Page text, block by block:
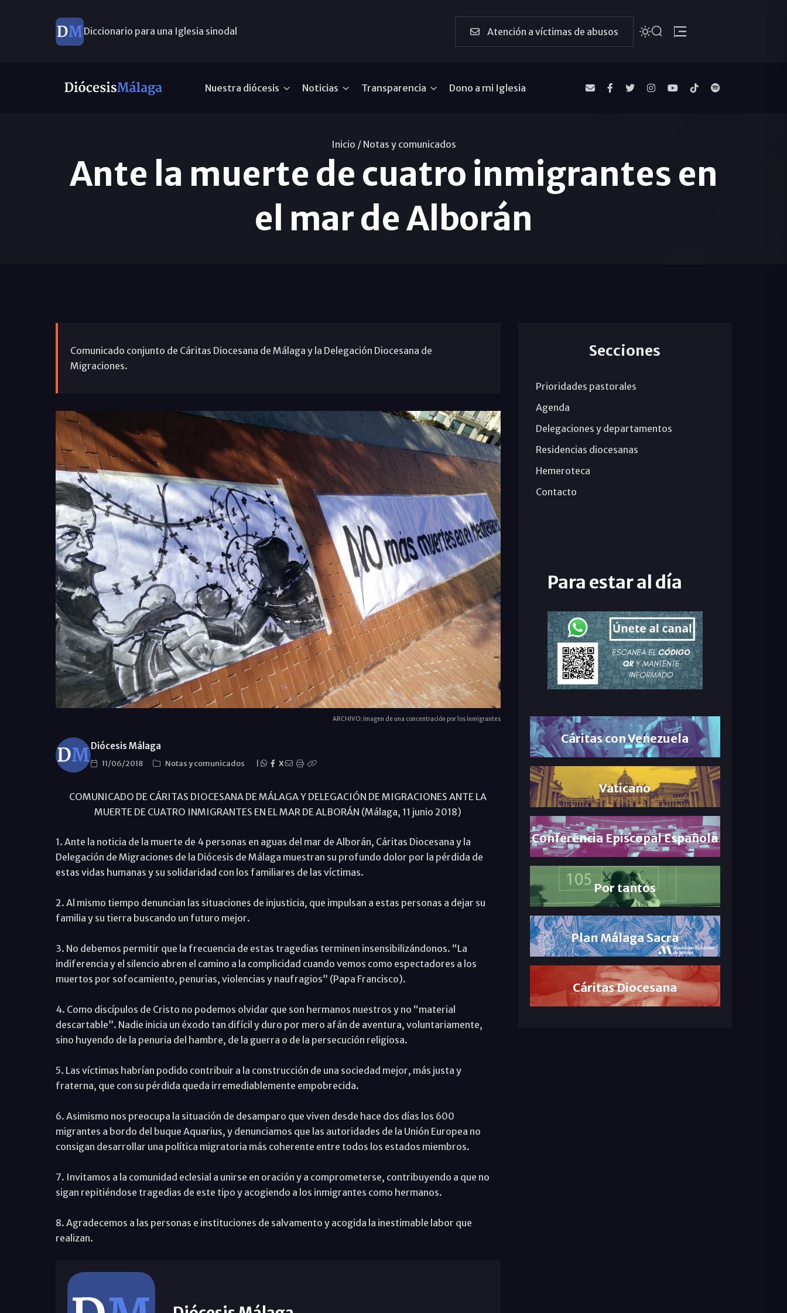
Diccionario para una Iglesia sinodal Atención a víctimas de abusos
Nuestra diócesis Noticias Transparencia Dono a mi Iglesia
Inicio / Notas y comunicados
Ante la muerte de cuatro inmigrantes en
el mar de Alborán
Comunicado conjunto de Cáritas Diocesana de Málaga y la Delegación Diocesana de
Migraciones.
ARCHIVO: Imagen de una concentración por los inmigrantes
Diócesis Málaga
11/06/2018 Notas y comunicados X
COMUNICADO DE CÁRITAS DIOCESANA DE MÁLAGA Y DELEGACIÓN DE MIGRACIONES ANTE LA
MUERTE DE CUATRO INMIGRANTES EN EL MAR DE ALBORÁN (Málaga, 11 junio 2018)
1. Ante la noticia de la muerte de 4 personas en aguas del mar de Alborán, Cáritas Diocesana y la
Delegación de Migraciones de la Diócesis de Málaga muestran su profundo dolor por la pérdida de
estas vidas humanas y su solidaridad con los familiares de las víctimas.
2. Al mismo tiempo denuncian las situaciones de injusticia, que impulsan a estas personas a dejar su
familia y su tierra buscando un futuro mejor.
3. No debemos permitir que la frecuencia de estas tragedias terminen insensibilizándonos. “La
indiferencia y el silencio abren el camino a la complicidad cuando vemos como espectadores a los
muertos por sofocamiento, penurias, violencias y naufragios” (Papa Francisco).
4. Como discípulos de Cristo no podemos olvidar que son hermanos nuestros y no “material
descartable”. Nadie inicia un éxodo tan difícil y duro por mero afán de aventura, voluntariamente,
sino huyendo de la penuria del hambre, de la guerra o de la persecución religiosa.
5. Las víctimas habrían podido contribuir a la construcción de una sociedad mejor, más justa y
fraterna, que con su pérdida queda irremediablemente empobrecida.
6. Asimismo nos preocupa la situación de desamparo que viven desde hace dos días los 600
migrantes a bordo del buque Aquarius, y denunciamos que las autoridades de la Unión Europea no
consigan desarrollar una política migratoria más coherente entre todos los estados miembros.
7. Invitamos a la comunidad eclesial a unirse en oración y a comprometerse, contribuyendo a que no
sigan repitiéndose tragedias de este tipo y acogiendo a los inmigrantes como hermanos.
8. Agradecemos a las personas e instituciones de salvamento y acogida la inestimable labor que
realizan.
Secciones
Prioridades pastorales
Agenda
Delegaciones y departamentos
Residencias diocesanas
Hemeroteca
Contacto
Para estar al día
Cáritas con Venezuela
Vaticano
Conferencia Episcopal Española
Por tantos
Plan Málaga Sacra
Cáritas Diocesana